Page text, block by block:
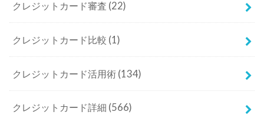
クレジットカード審査 (22)
クレジットカード比較 (1)
クレジットカード活用術 (134)
クレジットカード詳細 (566)